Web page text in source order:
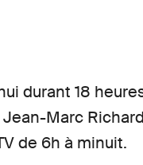
durant 18
Marc
de 6h à minuit.